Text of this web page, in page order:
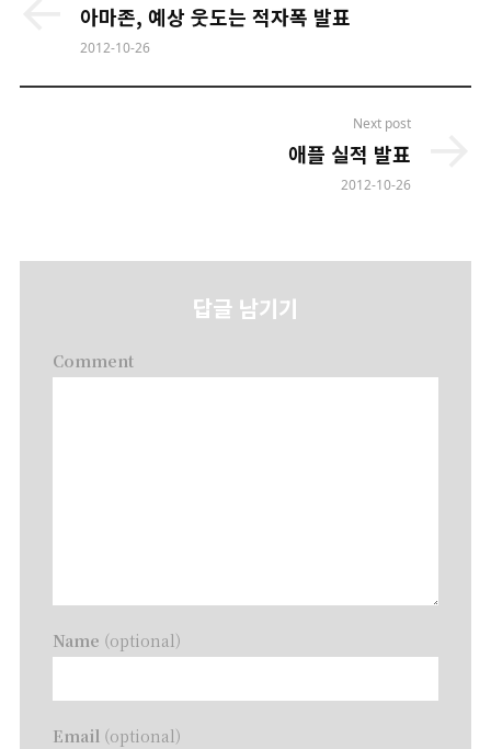
navigation
아마존, 예상 웃도는 적자폭 발표
2012-10-26
Next post
애플 실적 발표
2012-10-26
답글 남기기
Comment
Name (optional)
Email (optional)